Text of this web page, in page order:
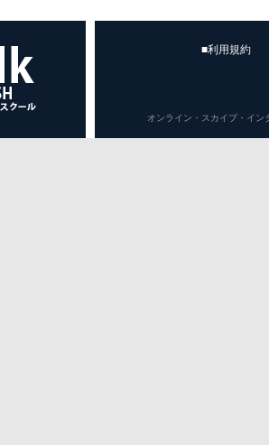
■利用規約
オンライン・スカイプ・イ